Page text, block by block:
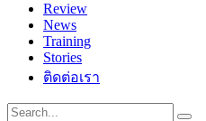
Review
News
Training
Stories
ติดต่อเรา